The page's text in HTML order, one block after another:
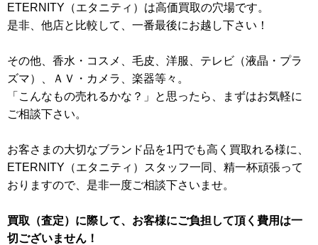
ETERNITY（エタニティ）は高価買取の穴場です。
是非、他店と比較して、一番最後にお越し下さい！
その他、香水・コスメ、毛皮、洋服、テレビ（液晶・プラ
ズマ）、ＡＶ・カメラ、楽器等々。
「こんなもの売れるかな？」と思ったら、まずはお気軽に
ご相談下さい。
お客さまの大切なブランド品を1円でも高く買取れる様に、
ETERNITY（エタニティ）スタッフ一同、精一杯頑張って
おりますので、是非一度ご相談下さいませ。
買取（査定）に際して、お客様にご負担して頂く費用は一
切ございません！